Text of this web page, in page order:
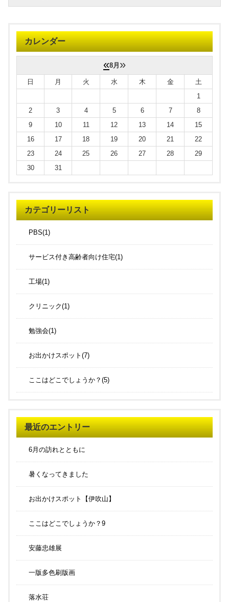
カレンダー
«8月 »
日 月 火 水 木 金
土
1
2
3 4 5 6 7
8
9
10 11 12 13 14
15
16
17 18 19 20 21
22
23
24 25 26 27 28
29
30
31
カテゴリーリスト
PBS(1)
サービス付き高齢者向け住宅(1)
工場(1)
クリニック(1)
勉強会(1)
お出かけスポット(7)
ここはどこでしょうか？(5)
最近のエントリー
6月の訪れとともに
暑くなってきました
お出かけスポット【伊吹山】
ここはどこでしょうか？9
安藤忠雄展
一版多色刷版画
落水荘